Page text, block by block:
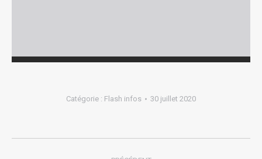
Catégorie : Flash infos 30 juillet 2020